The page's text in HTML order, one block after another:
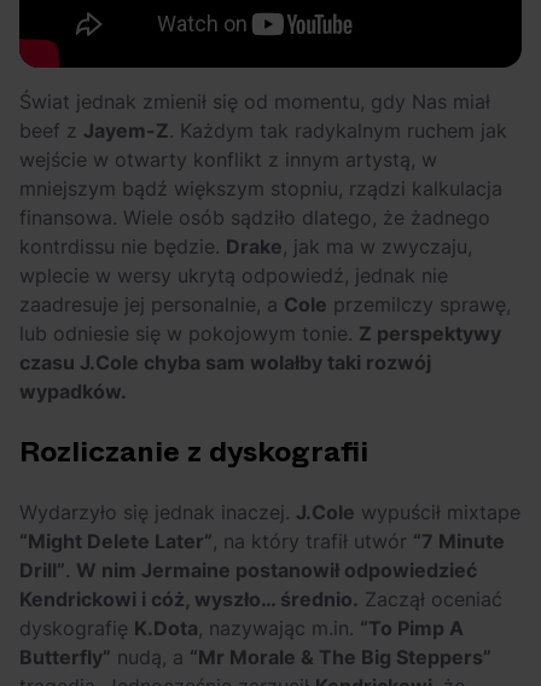
Świat jednak zmienił się od momentu, gdy Nas miał
beef z Jayem-Z. Każdym tak radykalnym ruchem jak
wejście w otwarty konflikt z innym artystą, w
mniejszym bądź większym stopniu, rządzi kalkulacja
finansowa. Wiele osób sądziło dlatego, że żadnego
kontrdissu nie będzie. Drake, jak ma w zwyczaju,
wplecie w wersy ukrytą odpowiedź, jednak nie
zaadresuje jej personalnie, a Cole przemilczy sprawę,
lub odniesie się w pokojowym tonie. Z perspektywy
czasu J.Cole chyba sam wolałby taki rozwój
wypadków.
Rozliczanie z dyskografii
Wydarzyło się jednak inaczej. J.Cole wypuścił mixtape
“Might Delete Later”, na który trafił utwór “7 Minute
Drill”. W nim Jermaine postanowił odpowiedzieć
Kendrickowi i cóż, wyszło… średnio. Zaczął oceniać
dyskografię K.Dota, nazywając m.in. “To Pimp A
Butterfly” nudą, a “Mr Morale & The Big Steppers”